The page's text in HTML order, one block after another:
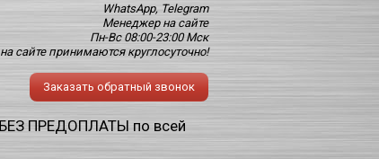
WhatsApp, Telegram
Менеджер на сайте
Пн-Вс 08:00-23:00 Мск
сайте принимаются круглосуточно!
Заказать обратный звонок
ПРЕДОПЛАТЫ по всей